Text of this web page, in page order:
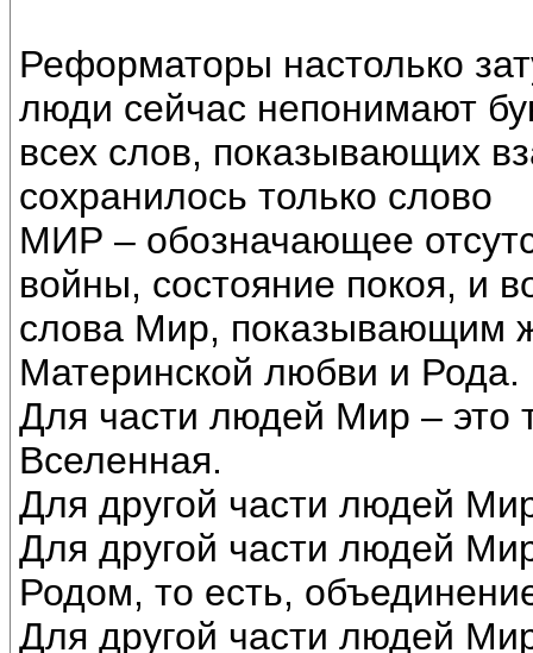
Реформаторы настолько
люди сейчас непонимают
всех слов, показывающих
сохранилось только слово
МИР – обозначающее
войны, состояние покоя, и
слова Мир, показывающим
Материнской любви и Рода.
Для части людей Мир – это
Вселенная.
Для другой части людей
Для другой части людей
Родом, то есть,
Для другой части людей